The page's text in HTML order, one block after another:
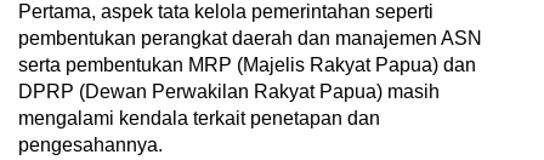
Pertama, aspek tata kelola pemerintahan seperti
pembentukan perangkat daerah dan manajemen ASN
serta pembentukan MRP (Majelis Rakyat Papua) dan
DPRP (Dewan Perwakilan Rakyat Papua) masih
mengalami kendala terkait penetapan dan
pengesahannya.